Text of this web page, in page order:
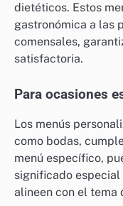
dietéticos. Estos
gastronómica a las
comensales,
satisfactoria.
Para ocasiones
Los menús
como bodas,
menú específico,
significado especial
alineen con el tema